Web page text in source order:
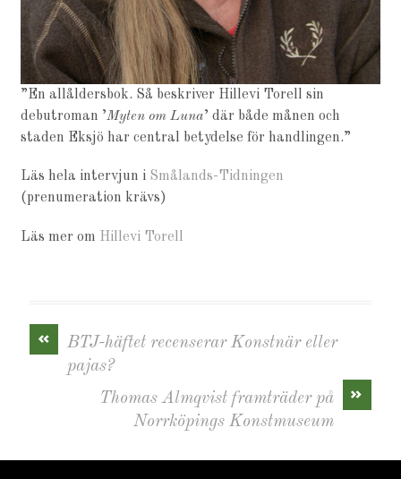
”En allåldersbok. Så beskriver Hillevi Torell sin
debutroman ’Myten om Luna’ där både månen och
staden Eksjö har central betydelse för handlingen.”
Läs hela intervjun i Smålands-Tidningen
(prenumeration krävs)
Läs mer om Hillevi Torell
«
BTJ-häftet recenserar Konstnär eller
pajas?
»
Thomas Almqvist framträder på
Norrköpings Konstmuseum